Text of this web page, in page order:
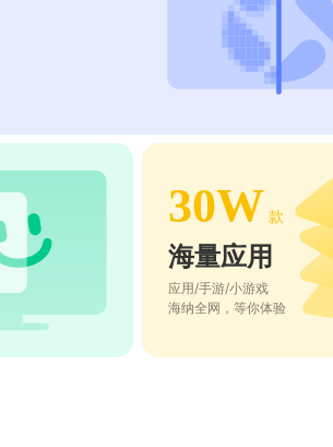
30W 款
海量应用
应用/手游/小游戏
海纳全网，等你体验